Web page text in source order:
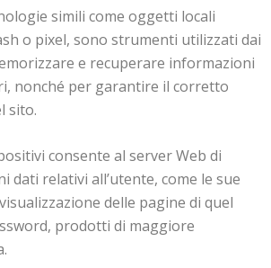
simili come oggetti locali
o pixel, sono strumenti utilizzati dai
e recuperare informazioni
nonché per garantire il corretto
sito.
consente al server Web di
dati relativi all’utente, come le sue
delle pagine di quel
prodotti di maggiore